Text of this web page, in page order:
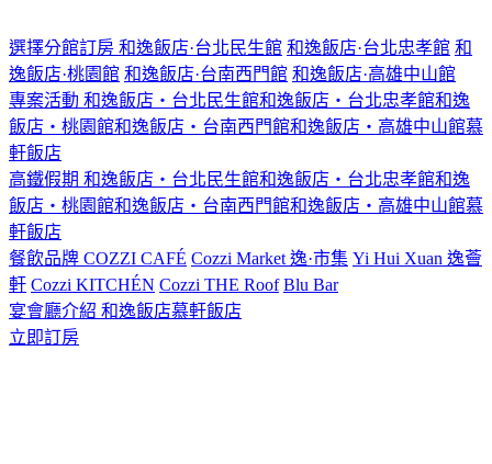
選擇分館訂房 和逸飯店·台北民生館 和逸飯店·台北忠孝館 和
逸飯店·桃園館 和逸飯店·台南西門館 和逸飯店·高雄中山館
專案活動 和逸飯店‧台北民生館和逸飯店‧台北忠孝館和逸
飯店‧桃園館和逸飯店‧台南西門館和逸飯店‧高雄中山館慕
軒飯店
高鐵假期 和逸飯店‧台北民生館和逸飯店‧台北忠孝館和逸
飯店‧桃園館和逸飯店‧台南西門館和逸飯店‧高雄中山館慕
軒飯店
餐飲品牌 COZZI CAFÉ Cozzi Market 逸·市集 Yi Hui Xuan 逸薈
軒 Cozzi KITCHÉN Cozzi THE Roof Blu Bar
宴會廳介紹 和逸飯店慕軒飯店
立即訂房